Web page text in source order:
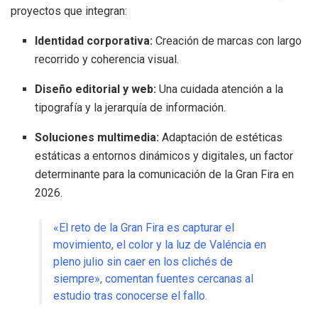
proyectos que integran:
Identidad corporativa: Creación de marcas con largo
recorrido y coherencia visual.
Diseño editorial y web: Una cuidada atención a la
tipografía y la jerarquía de información.
Soluciones multimedia: Adaptación de estéticas
estáticas a entornos dinámicos y digitales, un factor
determinante para la comunicación de la Gran Fira en
2026.
«El reto de la Gran Fira es capturar el
movimiento, el color y la luz de Valéncia en
pleno julio sin caer en los clichés de
siempre», comentan fuentes cercanas al
estudio tras conocerse el fallo.